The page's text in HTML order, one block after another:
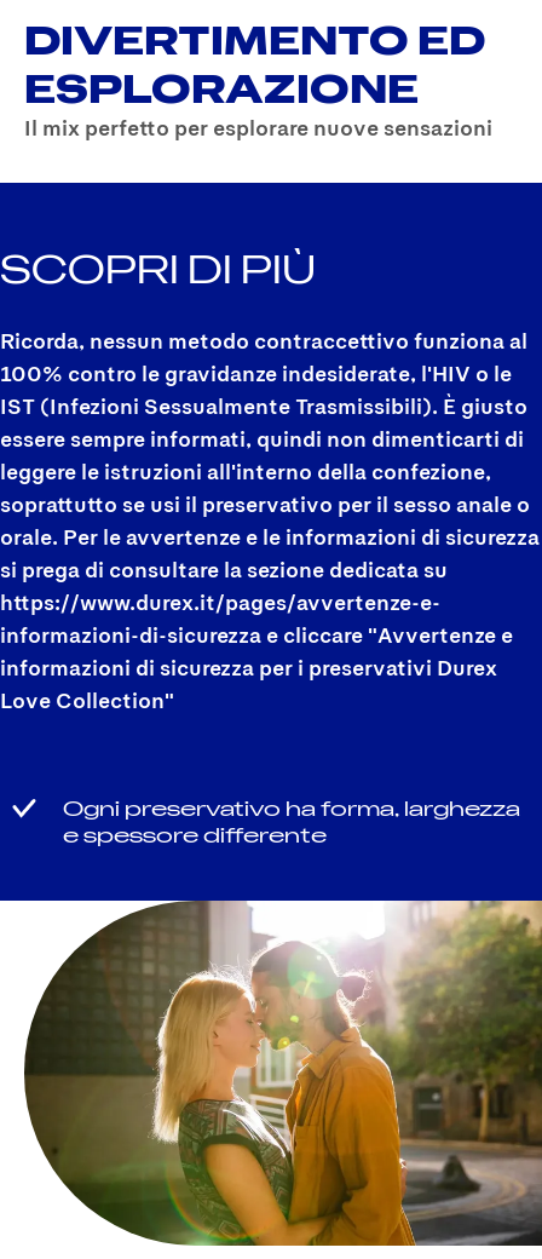
DIVERTIMENTO ED
ESPLORAZIONE
Il mix perfetto per esplorare nuove sensazioni
SCOPRI DI PIÙ
Ricorda, nessun metodo contraccettivo funziona al
100% contro le gravidanze indesiderate, l'HIV o le
IST (Infezioni Sessualmente Trasmissibili). È giusto
essere sempre informati, quindi non dimenticarti di
leggere le istruzioni all'interno della confezione,
soprattutto se usi il preservativo per il sesso anale o
orale. Per le avvertenze e le informazioni di sicurezza
si prega di consultare la sezione dedicata su
https://www.durex.it/pages/avvertenze-e-
informazioni-di-sicurezza e cliccare "Avvertenze e
informazioni di sicurezza per i preservativi Durex
Love Collection"
Ogni preservativo ha forma, larghezza
e spessore differente